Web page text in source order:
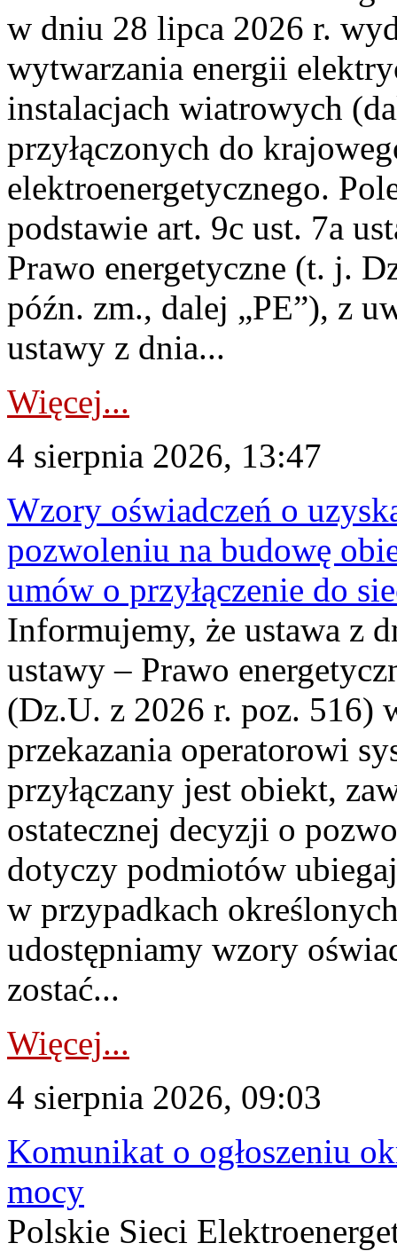
w dniu 28 lipca 2026 r.
wytwarzania energii
instalacjach wiatrowych
przyłączonych do
elektroenergetycznego.
podstawie art. 9c ust. 7a
Prawo energetyczne (t. j.
późn. zm., dalej „PE”), z
ustawy z dnia...
Więcej...
4 sierpnia 2026, 13:47
Wzory oświadczeń o
pozwoleniu na budowę
umów o przyłączenie do
Informujemy, że ustawa z
ustawy – Prawo
(Dz.U. z 2026 r. poz. 516)
przekazania operatorowi
przyłączany jest obiekt,
ostatecznej decyzji o
dotyczy podmiotów
w przypadkach
udostępniamy wzory
zostać...
Więcej...
4 sierpnia 2026, 09:03
Komunikat o ogłoszeniu
mocy
Polskie Sieci